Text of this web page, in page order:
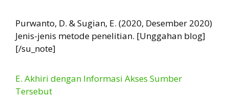
Purwanto, D. & Sugian, E. (2020, Desember 2020)
Jenis-jenis metode penelitian. [Unggahan blog]
[/su_note]
E. Akhiri dengan Informasi Akses Sumber
Tersebut